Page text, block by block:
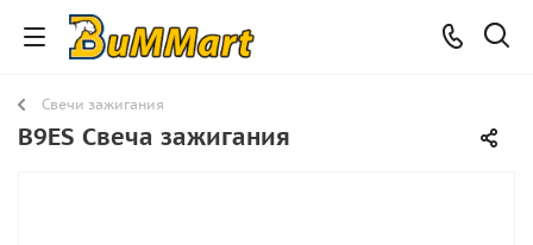
Свечи зажигания
B9ES Свеча зажигания